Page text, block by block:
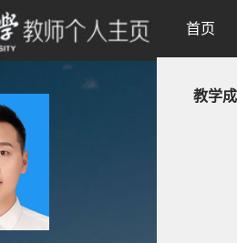
首页
教学